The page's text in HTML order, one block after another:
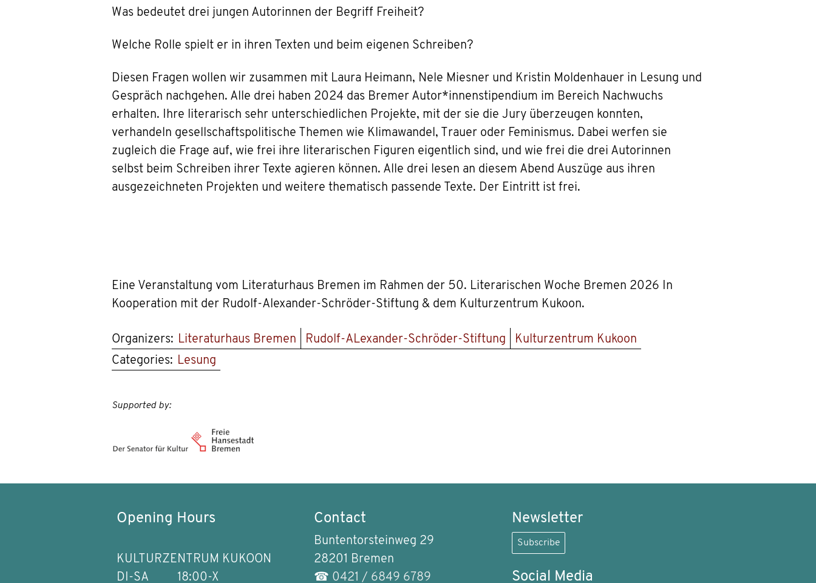
Was bedeutet drei jungen Autorinnen der Begriff Freiheit?
Welche Rolle spielt er in ihren Texten und beim eigenen Schreiben?
Diesen Fragen wollen wir zusammen mit Laura Heimann, Nele Miesner und Kristin Moldenhauer in Lesung und
Gespräch nachgehen. Alle drei haben 2024 das Bremer Autor*innenstipendium im Bereich Nachwuchs
erhalten. Ihre literarisch sehr unterschiedlichen Projekte, mit der sie die Jury überzeugen konnten,
verhandeln gesellschaftspolitische Themen wie Klimawandel, Trauer oder Feminismus. Dabei werfen sie
zugleich die Frage auf, wie frei ihre literarischen Figuren eigentlich sind, und wie frei die drei Autorinnen
selbst beim Schreiben ihrer Texte agieren können. Alle drei lesen an diesem Abend Auszüge aus ihren
ausgezeichneten Projekten und weitere thematisch passende Texte. Der Eintritt ist frei.
Eine Veranstaltung vom Literaturhaus Bremen im Rahmen der 50. Literarischen Woche Bremen 2026 In
Kooperation mit der Rudolf-Alexander-Schröder-Stiftung & dem Kulturzentrum Kukoon.
Organizers: Literaturhaus Bremen Rudolf-ALexander-Schröder-Stiftung
Kulturzentrum Kukoon
Categories: Lesung
Supported by:
Opening Hours
KULTURZENTRUM KUKOON
DI-SA
18:00-X
Contact
Buntentorsteinweg 29
28201 Bremen
☎ 0421 / 6849 6789
Newsletter
Subscribe
Social Media